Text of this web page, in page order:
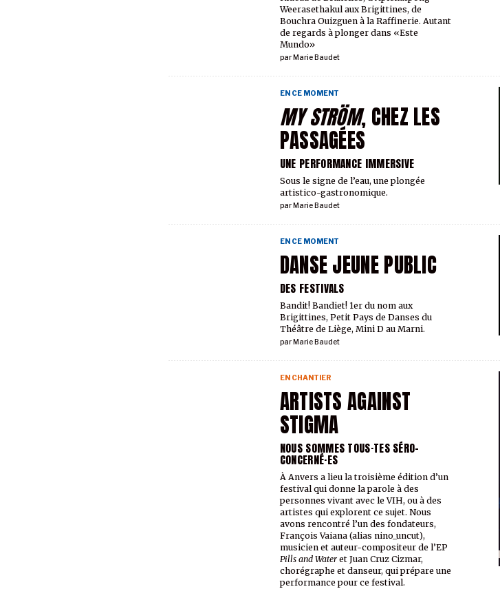
par Marie Baudet
Weerasethakul aux Brigittines, de
Bouchra Ouizguen à la Raffinerie. Autant
de regards à plonger dans «Este
Mundo»
MY STRÖM, CHEZ LES
PASSAGÉES
UNE PERFORMANCE IMMERSIVE
EN CE MOMENT
par Marie Baudet
Sous le signe de l’eau, une plongée
artistico-gastronomique.
DANSE JEUNE PUBLIC
DES FESTIVALS
EN CE MOMENT
par Marie Baudet
Bandit! Bandiet! 1er du nom aux
Brigittines, Petit Pays de Danses du
Théâtre de Liège, Mini D au Marni.
ARTISTS AGAINST
STIGMA
NOUS SOMMES TOUS·TES SÉRO-
CONCERNÉ·ES
EN CHANTIER
À Anvers a lieu la troisième édition d’un
festival qui donne la parole à des
personnes vivant avec le VIH, ou à des
artistes qui explorent ce sujet. Nous
avons rencontré l’un des fondateurs,
François Vaiana (alias nino_uncut),
musicien et auteur-compositeur de l’EP
Pills and Wateret Juan Cruz Cizmar,
chorégraphe et danseur, qui prépare une
performance pour ce festival.